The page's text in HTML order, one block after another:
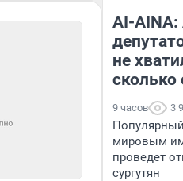
AI-AINA:
не
сколько
9 часов 3
мировым
проведет
сургутян